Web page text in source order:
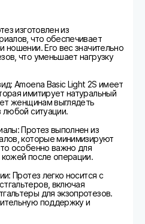
изготовлен из
что обеспечивает
ношении. Его вес значительно
что уменьшает нагрузку
Amoena Basic Light 2S имеет
имитирует натуральный
женщинам выглядеть
любой ситуации.
Протез выполнен из
которые минимизируют
особенно важно для
после операции.
Протез легко носится с
включая
для экзопротезов.
поддержку и